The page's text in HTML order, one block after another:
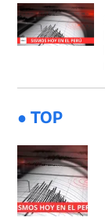
● TOP